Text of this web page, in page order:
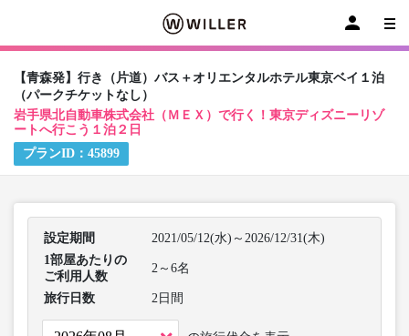
【青森発】行き（片道）バス＋オリエンタルホテル東京ベイ１泊
（パークチケットなし）
岩手県北自動車株式会社（ＭＥＸ）で行く！東京ディズニーリゾ
ートへ行こう１泊２日
プランID： 45899
設定期間
2021/05/12(水)～2026/12/31(木)
1部屋あたりの
ご利用人数
2～6名
旅行日数 2日間